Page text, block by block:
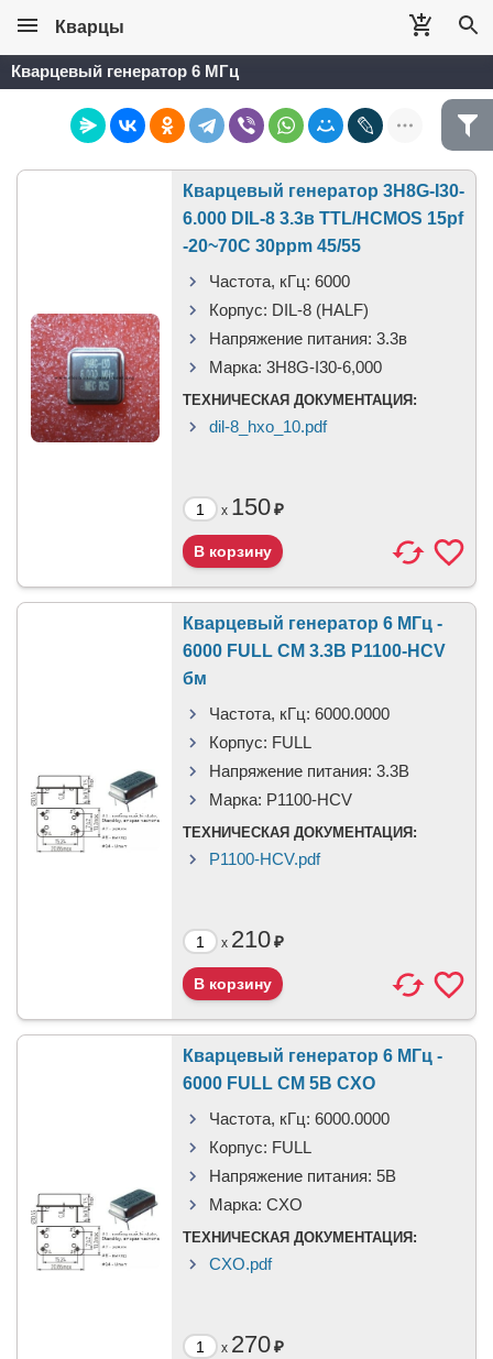
Кварцы
Кварцевый генератор 6 МГц
Кварцевый генератор 3H8G-I30-
6.000 DIL-8 3.3в TTL/HCMOS 15pf
-20~70C 30ppm 45/55
Частота, кГц: 6000
Корпус: DIL-8 (HALF)
Напряжение питания: 3.3в
Марка: 3H8G-I30-6,000
ТЕХНИЧЕСКАЯ ДОКУМЕНТАЦИЯ:
dil-8_hxo_10.pdf
x 150₽
Кварцевый генератор 6 МГц -
6000 FULL CM 3.3В P1100-HCV
бм
Частота, кГц: 6000.0000
Корпус: FULL
Напряжение питания: 3.3В
Марка: P1100-HCV
ТЕХНИЧЕСКАЯ ДОКУМЕНТАЦИЯ:
P1100-HCV.pdf
x 210₽
Кварцевый генератор 6 МГц -
6000 FULL CM 5В CXO
Частота, кГц: 6000.0000
Корпус: FULL
Напряжение питания: 5В
Марка: CXO
ТЕХНИЧЕСКАЯ ДОКУМЕНТАЦИЯ:
CXO.pdf
x 270₽